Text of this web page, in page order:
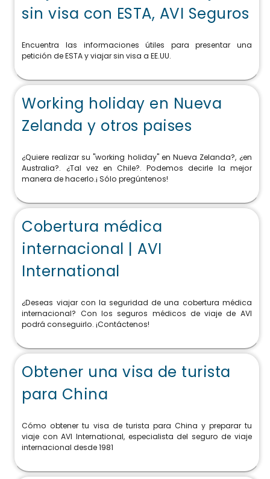
sin visa con ESTA, AVI Seguros
Encuentra las informaciones útiles para presentar una
petición de ESTA y viajar sin visa a EE.UU.
Working holiday en Nueva
Zelanda y otros paises
¿Quiere realizar su "working holiday" en Nueva Zelanda?, ¿en
Australia?. ¿Tal vez en Chile?. Podemos decirle la mejor
manera de hacerlo.¡ Sólo pregúntenos!
Cobertura médica
internacional | AVI
International
¿Deseas viajar con la seguridad de una cobertura médica
internacional? Con los seguros médicos de viaje de AVI
podrá conseguirlo. ¡Contáctenos!
Obtener una visa de turista
para China
Cómo obtener tu visa de turista para China y preparar tu
viaje con AVI International, especialista del seguro de viaje
internacional desde 1981